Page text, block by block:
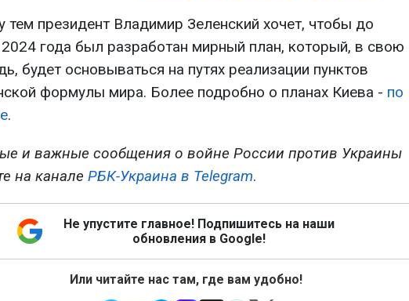
тем президент Владимир Зеленский хочет, чтобы до
года был разработан мирный план, который, в свою
будет основываться на путях реализации пунктов
формулы мира. Более подробно о планах Киева - по
.
и важные сообщения о войне России против Украины
на канале РБК-Украина в Telegram.
Не упустите главное! Подпишитесь на наши
обновления в Google!
Или читайте нас там, где вам удобно!